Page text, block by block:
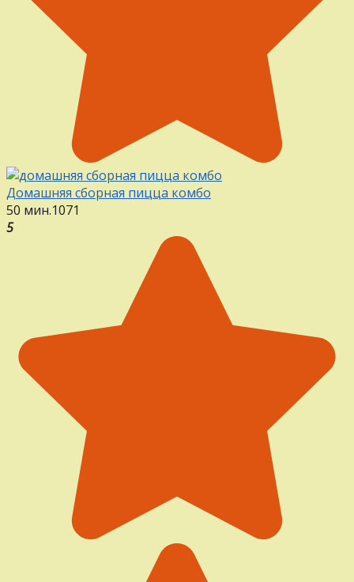
Домашняя сборная пицца комбо
50 мин.1071
5